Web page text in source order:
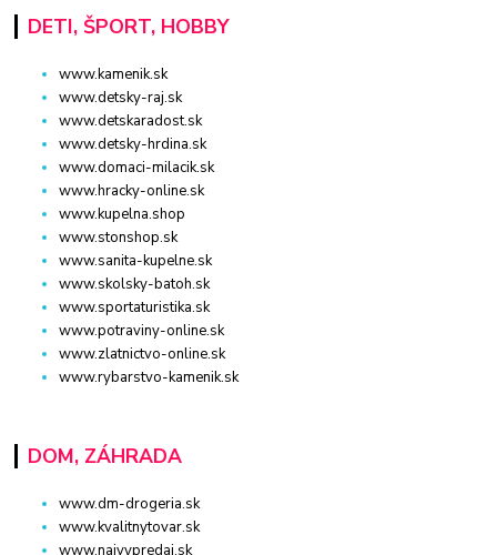
DETI, ŠPORT, HOBBY
www.kamenik.sk
www.detsky-raj.sk
www.detskaradost.sk
www.detsky-hrdina.sk
www.domaci-milacik.sk
www.hracky-online.sk
www.kupelna.shop
www.stonshop.sk
www.sanita-kupelne.sk
www.skolsky-batoh.sk
www.sportaturistika.sk
www.potraviny-online.sk
www.zlatnictvo-online.sk
www.rybarstvo-kamenik.sk
DOM, ZÁHRADA
www.dm-drogeria.sk
www.kvalitnytovar.sk
www.najvypredaj.sk